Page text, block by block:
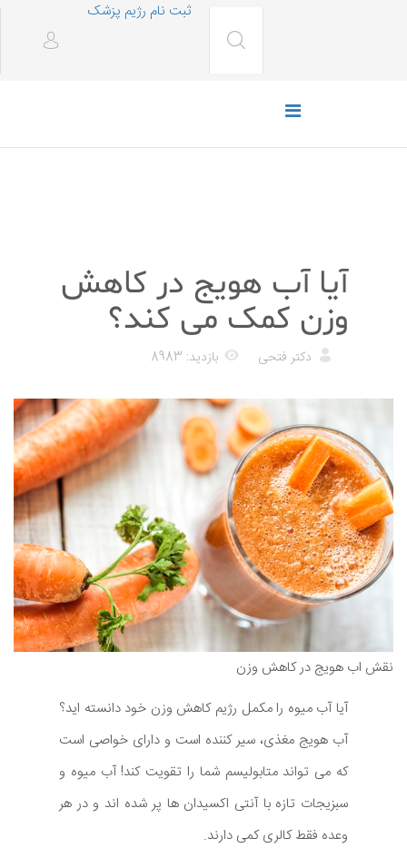
ثبت نام رژیم پزشک
آیا آب هویج در کاهش
وزن کمک می کند؟
دکتر فتحی بازدید: 8983
نقش اب هویج در کاهش وزن
آیا آب میوه را مکمل رژیم کاهش وزن خود دانسته اید؟
آب هویج مغذی، سیر کننده است و دارای خواصی است
که می تواند متابولیسم شما را تقویت کند! آب میوه و
سبزیجات تازه با آنتی اکسیدان ها پر شده اند و در هر
وعده فقط کالری کمی دارند.